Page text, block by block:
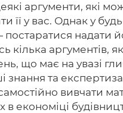
аргументи, які
її у вас. Однак у
надати
кілька аргументів,
що має на увазі
знання та
вивчати
в економіці